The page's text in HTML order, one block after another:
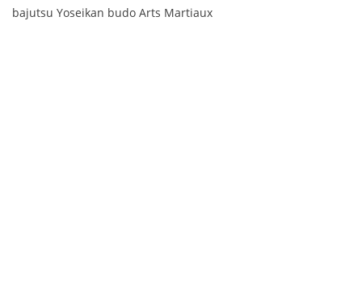
bajutsu Yoseikan budo Arts Martiaux